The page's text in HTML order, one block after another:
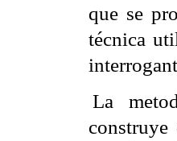
que se
técnica
La